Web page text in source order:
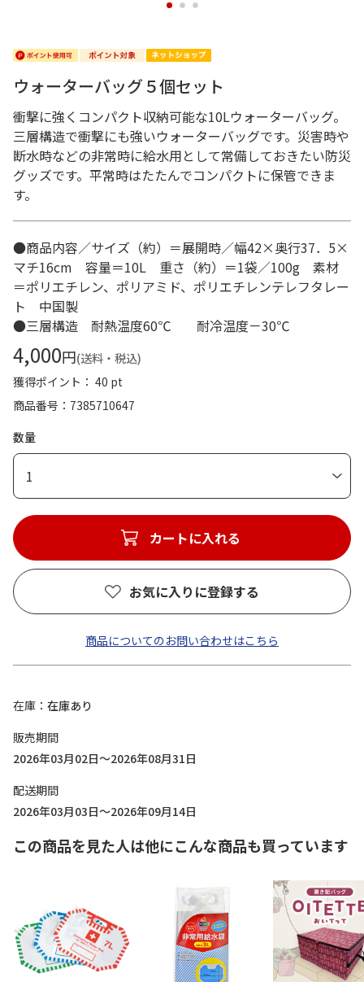
1 2 3
ウォーターバッグ５個セット
衝撃に強くコンパクト収納可能な10Lウォーターバッグ。
三層構造で衝撃にも強いウォーターバッグです。災害時や
断水時などの非常時に給水用として常備しておきたい防災
グッズです。平常時はたたんでコンパクトに保管できま
す。
●商品内容／サイズ（約）＝展開時／幅42×奥行37．5×
マチ16cm 容量＝10L 重さ（約）＝1袋／100g 素材
＝ポリエチレン、ポリアミド、ポリエチレンテレフタレー
ト 中国製
●三層構造 耐熱温度60℃ 耐冷温度－30℃
4,000円(送料・税込)
獲得ポイント： 40 pt
商品番号
7385710647
数量
1
カートに入れる
お気に入りに登録する
商品についてのお問い合わせはこちら
在庫
在庫あり
販売期間
2026年03月02日～2026年08月31日
配送期間
2026年03月03日～2026年09月14日
この商品を見た人は他にこんな商品も買っています